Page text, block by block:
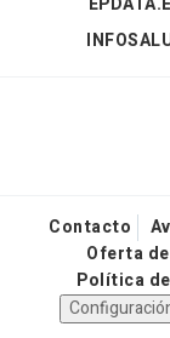
Contacto
Oferta
Política